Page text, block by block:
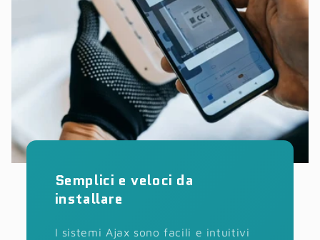
Semplici e veloci da
installare
I sistemi Ajax sono facili e intuitivi